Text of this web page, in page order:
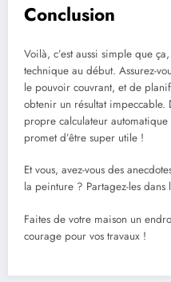
Conclusion
Voilà, c’est aussi simple que
technique au début. Assurez-
le pouvoir couvrant, et de
obtenir un résultat impeccable.
propre calculateur
promet d’être super utile !
Et vous, avez-vous des
la peinture ? Partagez-les dans
Faites de votre maison un
courage pour vos travaux !